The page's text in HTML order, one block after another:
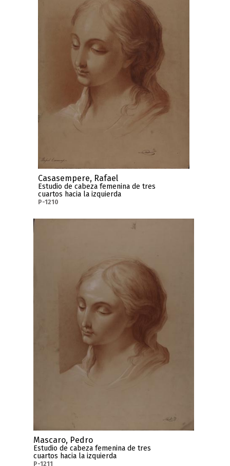
Casasempere, Rafael
Estudio de cabeza femenina de tres
cuartos hacia la izquierda
P-1210
Mascaro, Pedro
Estudio de cabeza femenina de tres
cuartos hacia la izquierda
P-1211